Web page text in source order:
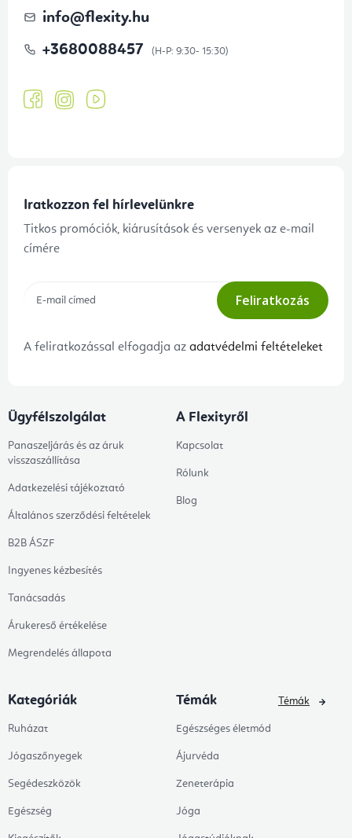
info@flexity.hu
+3680088457
Iratkozzon fel hírlevelünkre
Titkos promóciók, kiárusítások és versenyek az e-mail
címére
Feliratkozás
A feliratkozással elfogadja az adatvédelmi feltételeket
Ügyfélszolgálat
Panaszeljárás és az áruk
visszaszállítása
Adatkezelési tájékoztató
Általános szerződési feltételek
B2B ÁSZF
Ingyenes kézbesítés
Tanácsadás
Árukereső értékelése
Megrendelés állapota
A Flexityről
Kapcsolat
Rólunk
Blog
Kategóriák
Ruházat
Jógaszőnyegek
Segédeszközök
Egészség
Témák
Egészséges életmód
Ájurvéda
Zeneterápia
Jóga
Témák